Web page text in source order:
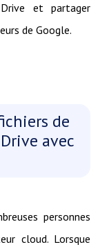
et partager
de Google.
de
avec
personnes
cloud. Lorsque